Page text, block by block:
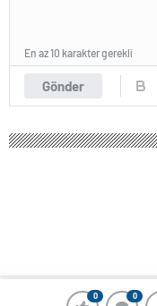
0 0
Gönder
En az 10 karakter gerekli
0 0